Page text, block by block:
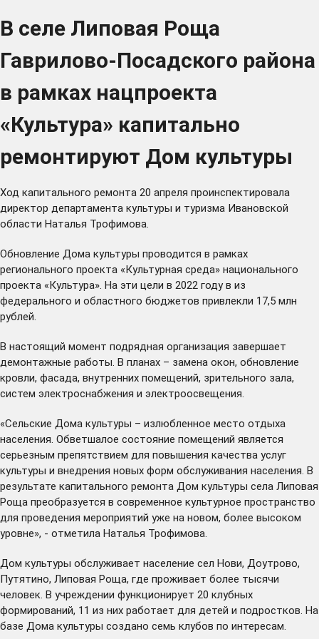
В селе Липовая Роща
Гаврилово-Посадского района
в рамках нацпроекта
«Культура» капитально
ремонтируют Дом культуры
Ход капитального ремонта 20 апреля проинспектировала
директор департамента культуры и туризма Ивановской
области Наталья Трофимова.
Обновление Дома культуры проводится в рамках
регионального проекта «Культурная среда» национального
проекта «Культура». На эти цели в 2022 году в из
федерального и областного бюджетов привлекли 17,5 млн
рублей.
В настоящий момент подрядная организация завершает
демонтажные работы. В планах – замена окон, обновление
кровли, фасада, внутренних помещений, зрительного зала,
систем электроснабжения и электроосвещения.
«Сельские Дома культуры – излюбленное место отдыха
населения. Обветшалое состояние помещений является
серьезным препятствием для повышения качества услуг
культуры и внедрения новых форм обслуживания населения. В
результате капитального ремонта Дом культуры села Липовая
Роща преобразуется в современное культурное пространство
для проведения мероприятий уже на новом, более высоком
уровне», - отметила Наталья Трофимова.
Дом культуры обслуживает население сел Нови, Доутрово,
Путятино, Липовая Роща, где проживает более тысячи
человек. В учреждении функционирует 20 клубных
формирований, 11 из них работает для детей и подростков. На
базе Дома культуры создано семь клубов по интересам.